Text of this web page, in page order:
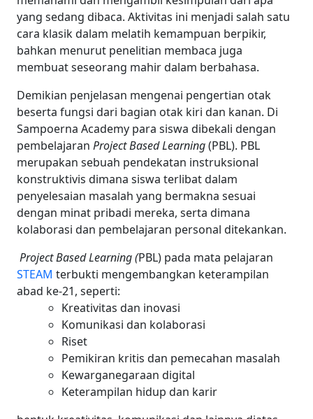
yang sedang dibaca. Aktivitas ini menjadi salah satu
cara klasik dalam melatih kemampuan berpikir,
bahkan menurut penelitian membaca juga
membuat seseorang mahir dalam berbahasa.
Demikian penjelasan mengenai pengertian otak
beserta fungsi dari bagian otak kiri dan kanan. Di
Sampoerna Academy para siswa dibekali dengan
pembelajaran Project Based Learning(PBL). PBL
merupakan sebuah pendekatan instruksional
konstruktivis dimana siswa terlibat dalam
penyelesaian masalah yang bermakna sesuai
dengan minat pribadi mereka, serta dimana
kolaborasi dan pembelajaran personal ditekankan.
Project Based Learning (PBL) pada mata pelajaran
STEAM terbukti mengembangkan keterampilan
abad ke-21, seperti:
Kreativitas dan inovasi
Komunikasi dan kolaborasi
Riset
Pemikiran kritis dan pemecahan masalah
Kewarganegaraan digital
Keterampilan hidup dan karir